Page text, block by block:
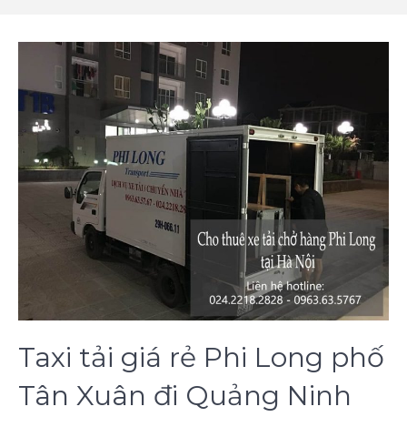
Taxi tải giá rẻ Phi Long phố
Tân Xuân đi Quảng Ninh